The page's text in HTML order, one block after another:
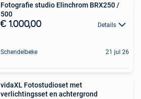
Fotografie studio Elinchrom BRX250 /
500
€ 1.000,00 Details
Schendelbeke 21 jul 26
vidaXL Fotostudioset met
verlichtingsset en achtergrond